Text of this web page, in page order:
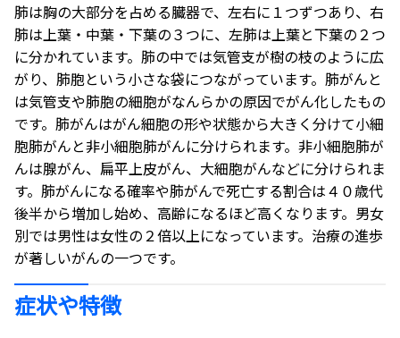
肺は胸の大部分を占める臓器で、左右に１つずつあり、右
肺は上葉・中葉・下葉の３つに、左肺は上葉と下葉の２つ
に分かれています。肺の中では気管支が樹の枝のように広
がり、肺胞という小さな袋につながっています。肺がんと
は気管支や肺胞の細胞がなんらかの原因でがん化したもの
です。肺がんはがん細胞の形や状態から大きく分けて小細
胞肺がんと非小細胞肺がんに分けられます。非小細胞肺が
んは腺がん、扁平上皮がん、大細胞がんなどに分けられま
す。肺がんになる確率や肺がんで死亡する割合は４０歳代
後半から増加し始め、高齢になるほど高くなります。男女
別では男性は女性の２倍以上になっています。治療の進歩
が著しいがんの一つです。
症状や特徴